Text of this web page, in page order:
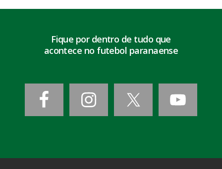
Fique por dentro de tudo que
acontece no futebol paranaense